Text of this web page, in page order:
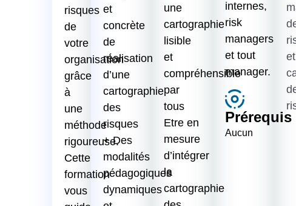
risques
de
votre
organisation
grâce
à
une
méthode
rigoureuse.
Cette
formation
vous
et
concrète
de
réalisation
d’une
cartographie
des
risques
+ Des
modalités
pédagogiques
dynamiques
une
cartographie
lisible
et
compréhensible
par
tous
Etre en
mesure
d’intégrer
la
cartographie
internes,
risk
managers
et tout
manager.
Prérequis
Aucun